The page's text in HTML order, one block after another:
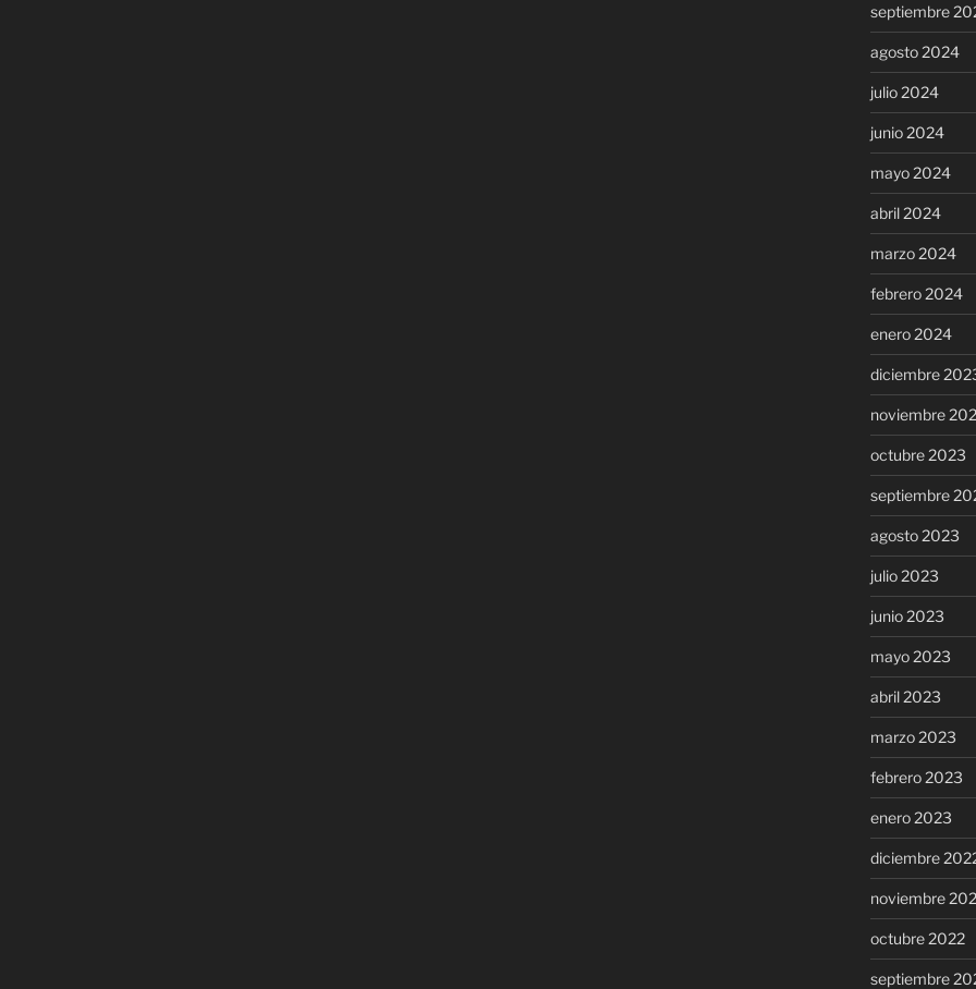
septiembre
agosto 2024
julio 2024
junio 2024
mayo 2024
abril 2024
marzo 2024
febrero 2024
enero 2024
diciembre
noviembre
octubre 2023
septiembre
agosto 2023
julio 2023
junio 2023
mayo 2023
abril 2023
marzo 2023
febrero 2023
enero 2023
diciembre
noviembre
octubre 2022
septiembre